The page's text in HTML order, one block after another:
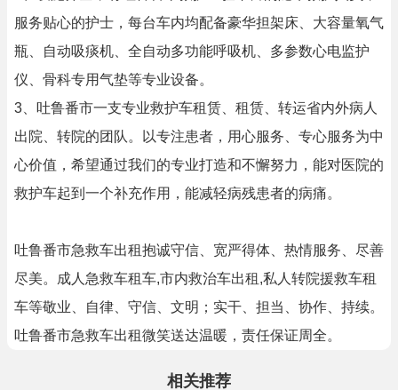
服务贴心的护士，每台车内均配备豪华担架床、大容量氧气
瓶、自动吸痰机、全自动多功能呼吸机、多参数心电监护
仪、骨科专用气垫等专业设备。
3、吐鲁番市一支专业救护车租赁、租赁、转运省内外病人
出院、转院的团队。以专注患者，用心服务、专心服务为中
心价值，希望通过我们的专业打造和不懈努力，能对医院的
救护车起到一个补充作用，能减轻病残患者的病痛。
吐鲁番市急救车出租抱诚守信、宽严得体、热情服务、尽善
尽美。成人急救车租车,市内救治车出租,私人转院援救车租
车等敬业、自律、守信、文明；实干、担当、协作、持续。
吐鲁番市急救车出租微笑送达温暖，责任保证周全。
相关推荐